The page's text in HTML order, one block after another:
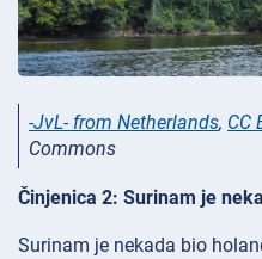
-JvL- from Netherlands, CC
Commons
Činjenica 2: Surinam je
Surinam je nekada bio